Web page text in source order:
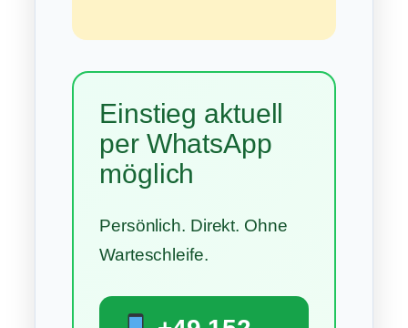
Einstieg aktuell
per WhatsApp
möglich
Persönlich. Direkt. Ohne
Warteschleife.